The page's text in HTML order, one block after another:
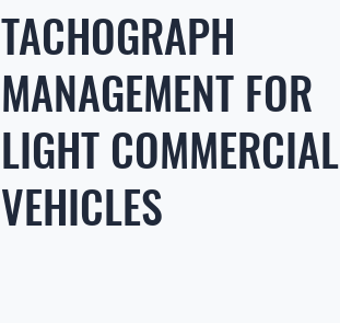
TACHOGRAPH
MANAGEMENT FOR
LIGHT COMMERCIAL
VEHICLES